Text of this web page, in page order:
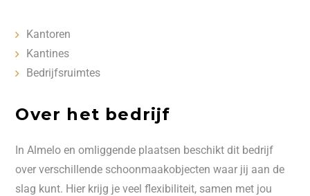
Kantoren
Kantines
Bedrijfsruimtes
Over het bedrijf
In Almelo en omliggende plaatsen beschikt dit bedrijf
over verschillende schoonmaakobjecten waar jij aan de
slag kunt. Hier krijg je veel flexibiliteit, samen met jou